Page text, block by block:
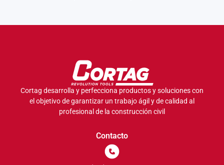
Cortag desarrolla y perfecciona productos y soluciones con
el objetivo de garantizar un trabajo ágil y de calidad al
profesional de la construcción civil
Contacto